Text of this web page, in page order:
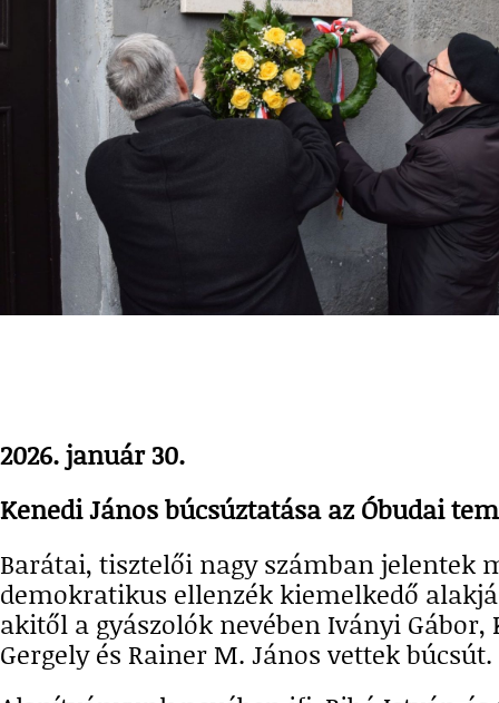
2026. január 30.
Kenedi János búcsúztatása az Óbudai
Barátai, tisztelői nagy számban jelentek
demokratikus ellenzék kiemelkedő
akitől a gyászolók nevében Iványi Gábor,
Gergely és Rainer M. János vettek búcsút.